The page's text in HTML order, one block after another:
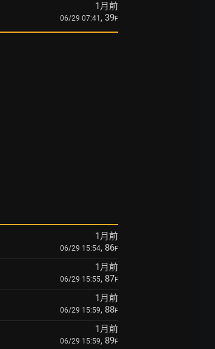
1月前
06/29 07:41 , 39F
1月前
06/29 15:54, 86F
1月前
06/29 15:55, 87F
1月前
06/29 15:59, 88F
1月前
06/29 15:59, 89F